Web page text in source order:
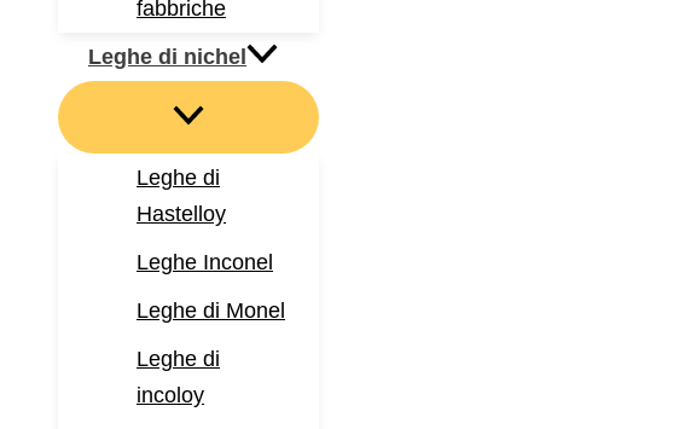
fabbriche
Leghe di nichel
Leghe di
Hastelloy
Leghe Inconel
Leghe di Monel
Leghe di
incoloy